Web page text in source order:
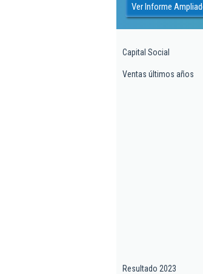
Ver Informe
Capital Social
Ventas últimos años
Resultado 2023